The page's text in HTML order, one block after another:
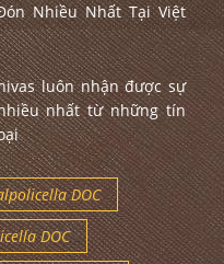
Nhiều Nhất Tại Việt
luôn nhận được sự
nhất từ những tín
DOC
DOC